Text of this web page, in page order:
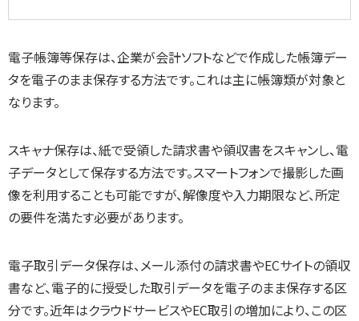
電子帳簿等保存は、企業が会計ソフトなどで作成した帳簿デー
タを電子のまま保存する方法です。これは主に帳簿類が対象と
なります。
スキャナ保存は、紙で受領した請求書や領収書をスキャンし、電
子データとして保存する方法です。スマートフォンで撮影した画
像を利用することも可能ですが、解像度や入力期限など、所定
の要件を満たす必要があります。
電子取引データ保存は、メール添付の請求書やECサイトの領収
書など、電子的に授受した取引データを電子のまま保存する区
分です。近年はクラウドサービスやEC取引の増加により、この区